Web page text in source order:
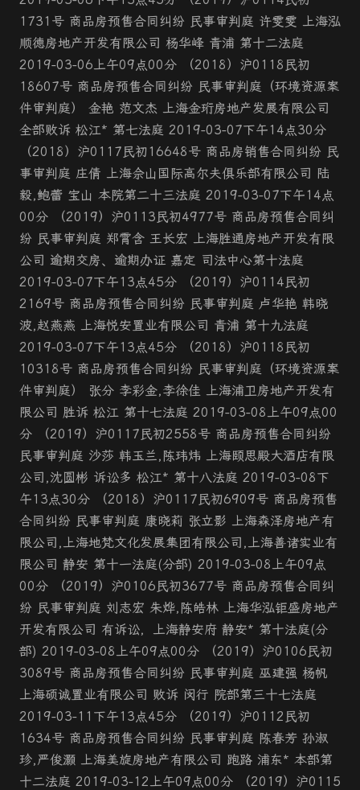
1731号 商品房预售合同纠纷 民事审判庭 许雯雯 上海泓
顺德房地产开发有限公司 杨华峰 青浦 第十二法庭
2019-03-06上午09点00分 （2018）沪0118民初
18607号 商品房预售合同纠纷 民事审判庭（环境资源案
件审判庭） 金艳 范文杰 上海金珩房地产发展有限公司
全部败诉 松江* 第七法庭 2019-03-07下午14点30分
（2018）沪0117民初16648号 商品房销售合同纠纷 民
事审判庭 庄倩 上海佘山国际高尔夫俱乐部有限公司 陆
毅,鲍蕾 宝山 本院第二十三法庭 2019-03-07下午14点
00分 （2019）沪0113民初4977号 商品房预售合同纠
纷 民事审判庭 郑霄含 王长宏 上海胜通房地产开发有限
公司 逾期交房、逾期办证 嘉定 司法中心第十法庭
2019-03-07下午13点45分 （2019）沪0114民初
2169号 商品房预售合同纠纷 民事审判庭 卢华艳 韩晓
波,赵燕燕 上海悦安置业有限公司 青浦 第十九法庭
2019-03-07下午13点45分 （2018）沪0118民初
10318号 商品房预售合同纠纷 民事审判庭（环境资源案
件审判庭） 张分 李彩金,李徐佳 上海浦卫房地产开发有
限公司 胜诉 松江 第十七法庭 2019-03-08上午09点00
分 （2019）沪0117民初2558号 商品房预售合同纠纷
民事审判庭 沙莎 韩玉兰,陈玮炜 上海颐思殿大酒店有限
公司,沈圆彬 诉讼多 松江* 第十八法庭 2019-03-08下
午13点30分 （2018）沪0117民初6909号 商品房预售
合同纠纷 民事审判庭 康晓莉 张立影 上海森泽房地产有
限公司,上海地梵文化发展集团有限公司,上海善诸实业有
限公司 静安 第十一法庭(分部) 2019-03-08上午09点
00分 （2019）沪0106民初3677号 商品房预售合同纠
纷 民事审判庭 刘志宏 朱烨,陈皓林 上海华泓钜盛房地产
开发有限公司 有诉讼，上海静安府 静安* 第十法庭(分
部) 2019-03-08上午09点00分 （2019）沪0106民初
3089号 商品房预售合同纠纷 民事审判庭 巫建强 杨帆
上海硕诚置业有限公司 败诉 闵行 院部第三十七法庭
2019-03-11下午13点45分 （2019）沪0112民初
1634号 商品房预售合同纠纷 民事审判庭 陈春芳 孙淑
珍,严俊灏 上海美旋房地产有限公司 跑路 浦东* 本部第
十二法庭 2019-03-12上午09点00分 （2019）沪0115